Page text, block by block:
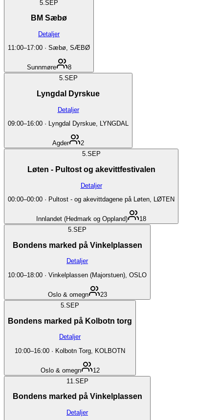
5. SEP
BM Sæbø
Detaljer
11:00–17:00 · Sæbø, SÆBØ
Sunnmøre
8
5.SEP
Lyngdal Dyrskue
Detaljer
09:00–16:00 · Lyngdal Dyrskue, LYNGDAL
Agder
2
5.SEP
Løten - Pultost og akevittfestivalen
Detaljer
00:00–00:00 · Pultost - og akevittdagene på Løten, LØTEN
Innlandet (Hedmark og Oppland)
18
5.SEP
Bondens marked på Vinkelplassen
Detaljer
10:00–18:00 · Vinkelplassen (Majorstuen), OSLO
Oslo & omegn
23
5.SEP
Bondens marked på Kolbotn torg
Detaljer
10:00–16:00 · Kolbotn Torg, KOLBOTN
Oslo & omegn
12
11. SEP
Bondens marked på Vinkelplassen
Detaljer